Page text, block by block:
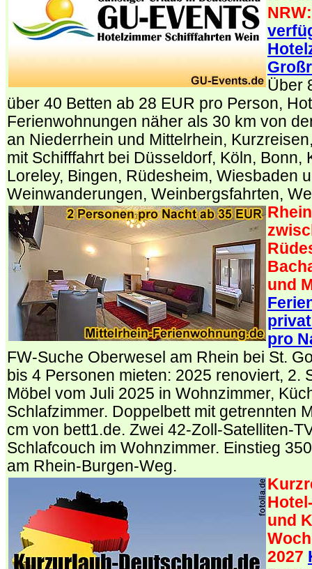
NRW:
Über
über 40 Betten ab 28 EUR pro Person,
Ferienwohnungen näher als 30 km von
an Niederrhein und Mittelrhein,
mit Schifffahrt bei Düsseldorf, Köln, Bonn,
Loreley, Bingen, Rüdesheim, Wiesbaden
Weinwanderungen, Weinbergsfahrten,
und
pro
FW-Suche Oberwesel am Rhein bei St.
bis 4 Personen mieten: 2025 renoviert, 2.
Möbel vom Juli 2025 in Wohnzimmer,
Schlafzimmer. Doppelbett mit getrennten
cm von bett1.de. Zwei 42-Zoll-Satelliten-
Schlafcouch im Wohnzimmer. Einstieg
am Rhein-Burgen-Weg.
und
2027